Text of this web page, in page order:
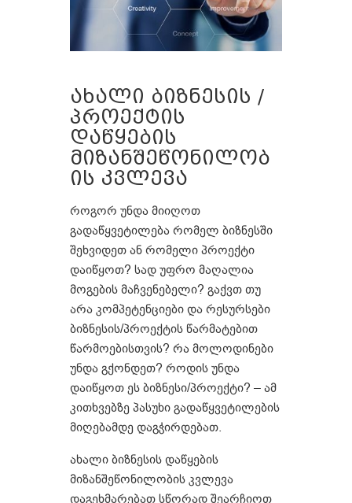
ახალი ბიზნესის /
პროექტის
დაწყების
მიზანშეწონილობ
ის კვლევა
როგორ უნდა მიიღოთ
გადაწყვეტილება რომელ ბიზნესში
შეხვიდეთ ან რომელი პროექტი
დაიწყოთ? სად უფრო მაღალია
მოგების მაჩვენებელი? გაქვთ თუ
არა კომპეტენციები და რესურსები
ბიზნესის/პროექტის წარმატებით
წარმოებისთვის? რა მოლოდინები
უნდა გქონდეთ? როდის უნდა
დაიწყოთ ეს ბიზნესი/პროექტი? – ამ
კითხვებზე პასუხი გადაწყვეტილების
მიღებამდე დაგჭირდებათ.
ახალი ბიზნესის დაწყების
მიზანშეწონილობის კვლევა
დაგეხმარებათ სწორად შეარჩიოთ